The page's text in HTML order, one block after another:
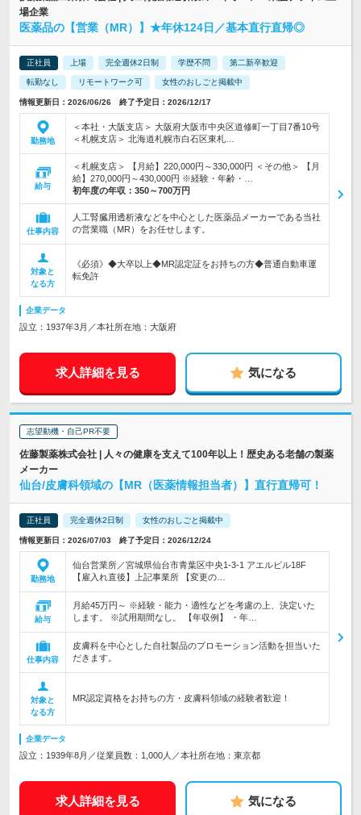
場企業
医薬品の【営業（MR）】★年休124日／基本直行直帰◎
正社員 上場 完全週休2日制 学歴不問 第二新卒歓迎
転勤なし リモートワーク可 女性のおしごと掲載中
情報更新日：2026/06/26 終了予定日：2026/12/17
勤務地
＜本社・大阪支店＞ 大阪府大阪市中央区道修町一丁目7番10号
＜札幌支店＞ 北海道札幌市白石区東札…
給与
＜札幌支店＞ 【月給】220,000円～330,000円 ＜その他＞ 【月
給】270,000円～430,000円 ※経験・年齢・…
初年度の年収： 350～700万円
仕事内容
人工腎臓用透析液などを中心とした医薬品メーカーである当社
の営業職（MR）をお任せします。
対象と
なる方
《必須》◆大卒以上◆MR認定証をお持ちの方◆普通自動車運
転免許
企業データ
設立：1937年3月／本社所在地：大阪府
求人詳細を見る 気になる
志望動機・自己PR不要
佐藤製薬株式会社 | 人々の健康を支えて100年以上！歴史ある老舗の製薬
メーカー
仙台/皮膚科領域の【MR（医薬情報担当者）】直行直帰可！
正社員 完全週休2日制 女性のおしごと掲載中
情報更新日：2026/07/03 終了予定日：2026/12/24
勤務地
仙台営業所／宮城県仙台市青葉区中央1-3-1 アエルビル18F
【雇入れ直後】上記事業所 【変更の…
給与
月給45万円～ ※経験・能力・適性などを考慮の上、決定いた
します。 ※試用期間なし。 【年収例】 ・年…
仕事内容
皮膚科を中心とした自社製品のプロモーション活動を担当いた
だきます。
対象と
なる方
MR認定資格をお持ちの方・皮膚科領域の経験者歓迎！
企業データ
設立：1939年8月／従業員数：1,000人／本社所在地：東京都
求人詳細を見る 気になる